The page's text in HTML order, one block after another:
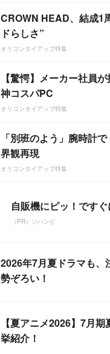
CROWN HEAD、結成1
ドらしさ”
オリコンタイアップ特集
【驚愕】メーカー社員
神コスパPC
オリコンタイアップ特集
「別班のよう」腕時計
界観再現
オリコンタイアップ特集
自販機にピッ！です
（PR）ジハンピ
2026年7月夏ドラマも、
勢ぞろい！
【夏アニメ2026】7月
挙紹介！